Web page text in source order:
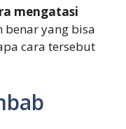
mengatasi
benar yang bisa
cara tersebut